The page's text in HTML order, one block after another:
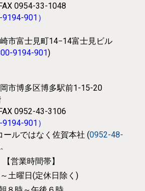
0954-33-1048
9194-901 ）
市富士見町14−14富士見ビル
9194-901)
市博多区博多駅前1-15-20
0952-43-3106
9194-901 ）
ルではなく 佐賀本社 (0952-48-
【営業時間帯】
土曜日(定休日除く)